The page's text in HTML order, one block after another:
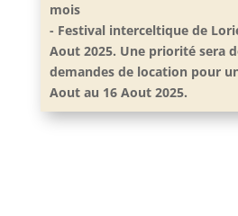
mois
- Festival interceltique de
Aout 2025. Une priorité sera
demandes de location pour
Aout au 16 Aout 2025.